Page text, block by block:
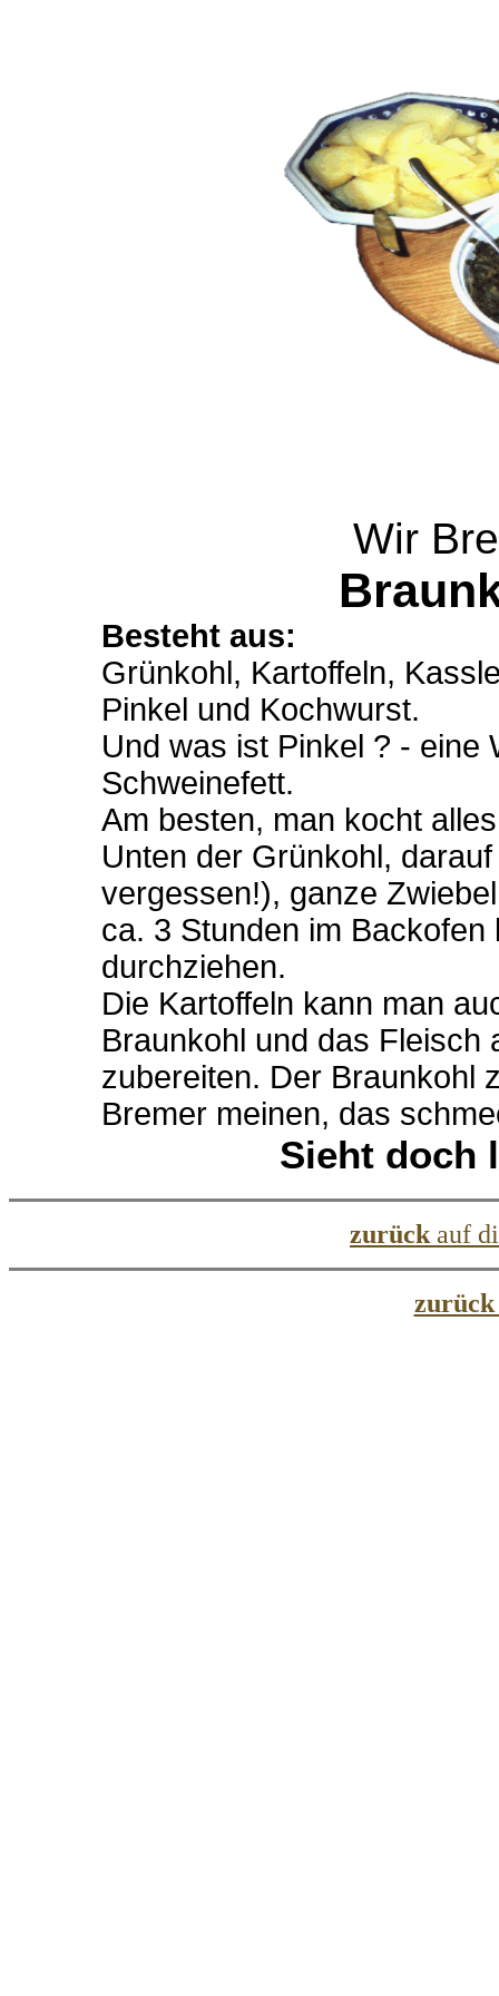
Wir
Besteht aus:
Grünkohl, Kartoffeln,
Pinkel und Kochwurst.
Und was ist Pinkel ? - eine
Schweinefett.
Am besten, man kocht
Unten der Grünkohl,
vergessen!), ganze
ca. 3 Stunden im
durchziehen.
Die Kartoffeln kann man
Braunkohl und das Fleisch
zubereiten. Der Braunkohl
Bremer meinen, das
Sieht doch
zurück auf